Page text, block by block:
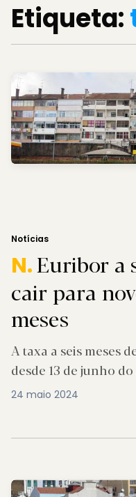
Etiqueta:
Notícias
N.Euribor a
cair para
meses
A taxa a seis meses
desde 13 de junho
24 maio 2024